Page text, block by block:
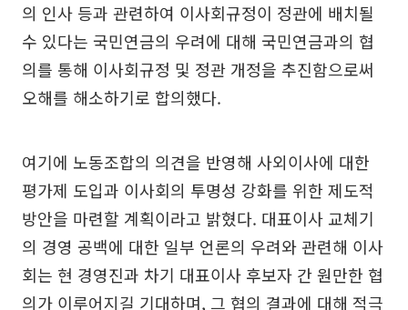
의 인사 등과 관련하여 이사회규정이 정관에 배치될
수 있다는 국민연금의 우려에 대해 국민연금과의 협
의를 통해 이사회규정 및 정관 개정을 추진함으로써
오해를 해소하기로 합의했다.
여기에 노동조합의 의견을 반영해 사외이사에 대한
평가제 도입과 이사회의 투명성 강화를 위한 제도적
방안을 마련할 계획이라고 밝혔다. 대표이사 교체기
의 경영 공백에 대한 일부 언론의 우려와 관련해 이사
회는 현 경영진과 차기 대표이사 후보자 간 원만한 협
의가 이루어지길 기대하며, 그 협의 결과에 대해 적극